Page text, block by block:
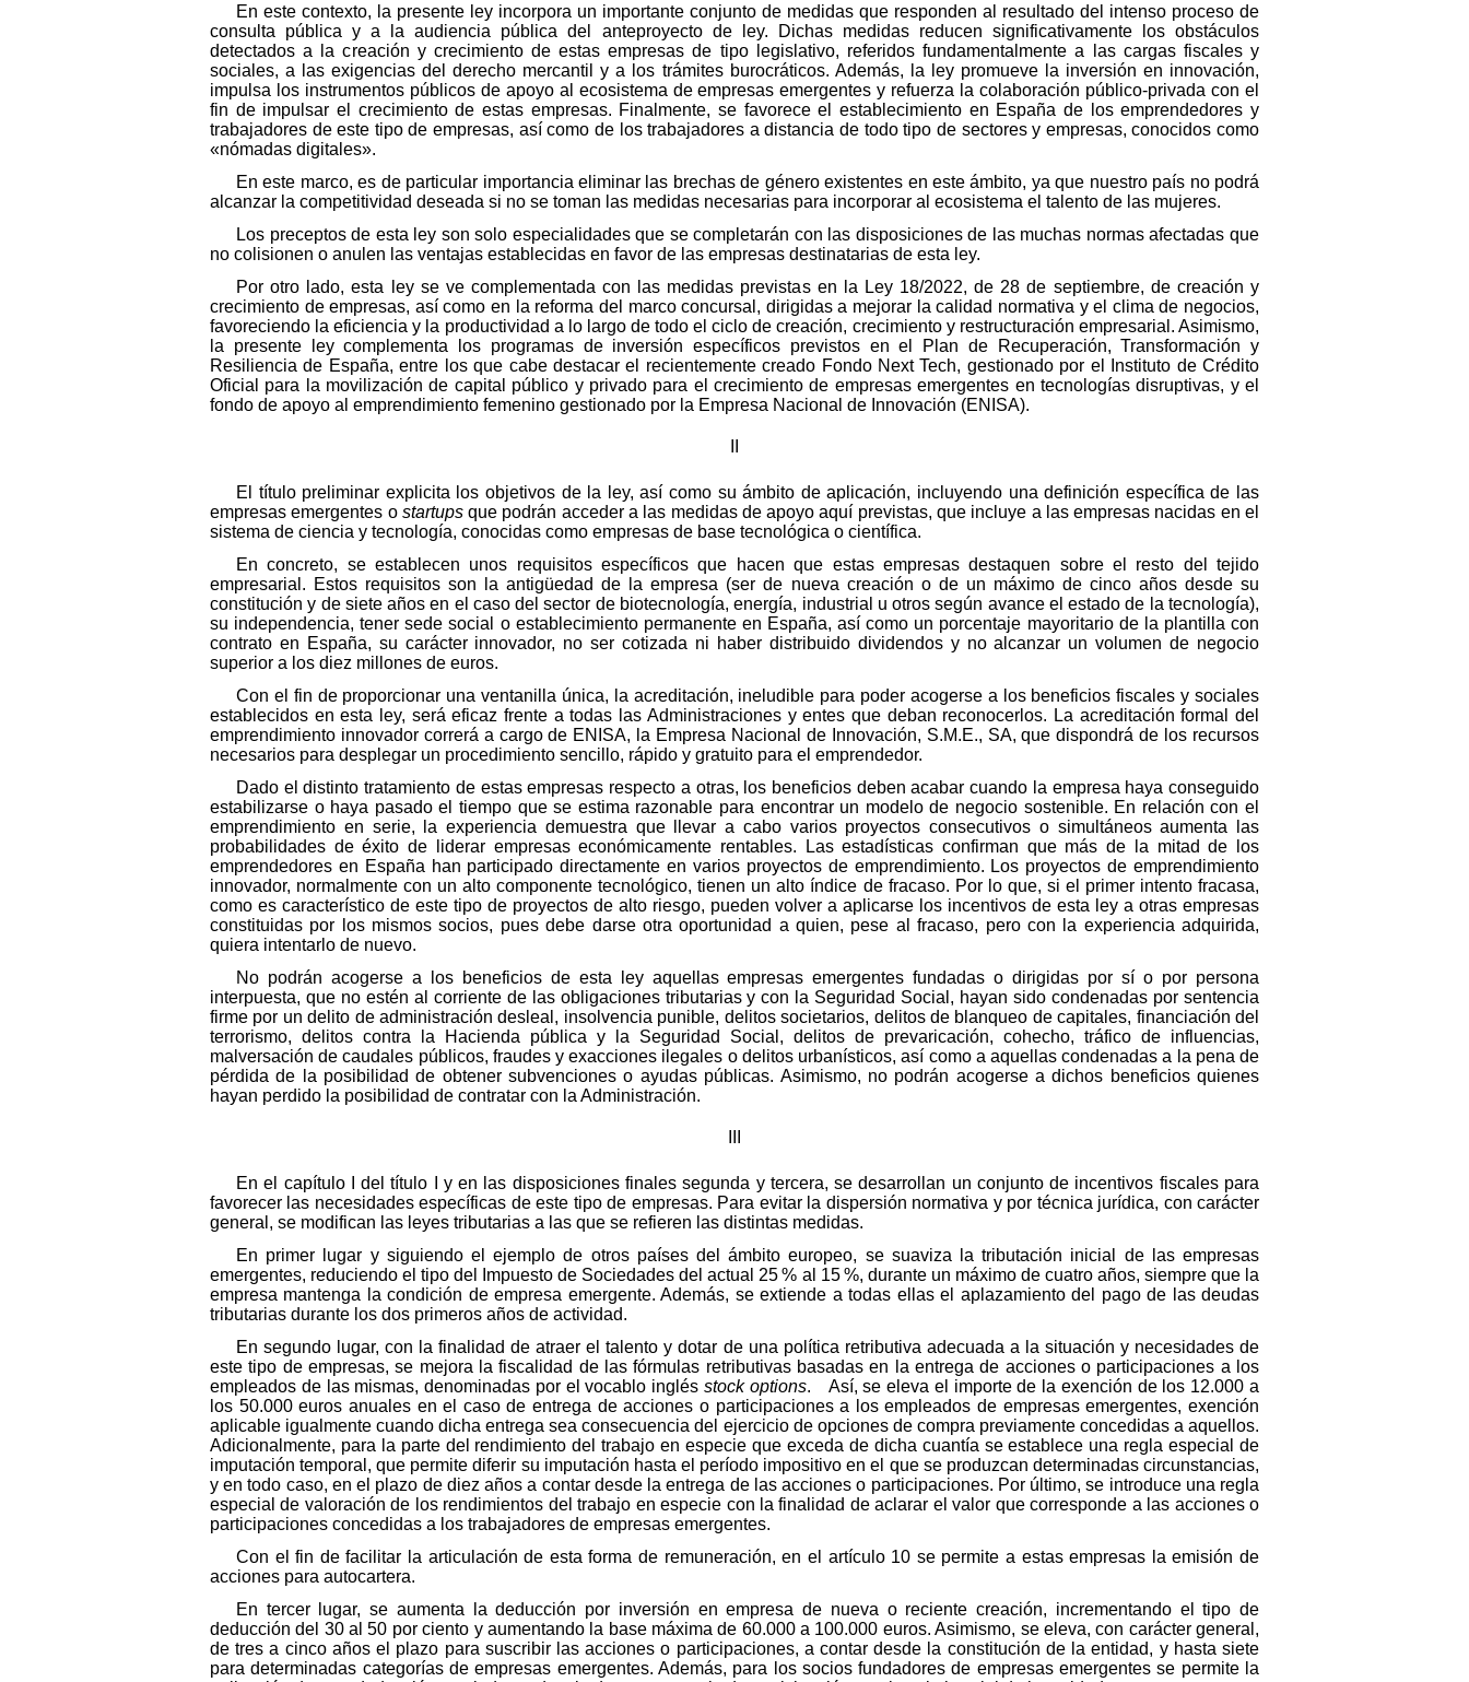
En este contexto, la presente ley incorpora un importante conjunto de medidas que responden al resultado del intenso proceso de
consulta pública y a la audiencia pública del anteproyecto de ley. Dichas medidas reducen significativamente los obstáculos
detectados a la creación y crecimiento de estas empresas de tipo legislativo, referidos fundamentalmente a las cargas fiscales y
sociales, a las exigencias del derecho mercantil y a los trámites burocráticos. Además, la ley promueve la inversión en innovación,
impulsa los instrumentos públicos de apoyo al ecosistema de empresas emergentes y refuerza la colaboración público-privada con el
fin de impulsar el crecimiento de estas empresas. Finalmente, se favorece el establecimiento en España de los emprendedores y
trabajadores de este tipo de empresas, así como de los trabajadores a distancia de todo tipo de sectores y empresas, conocidos como
«nómadas digitales».
En este marco, es de particular importancia eliminar las brechas de género existentes en este ámbito, ya que nuestro país no podrá
alcanzar la competitividad deseada si no se toman las medidas necesarias para incorporar al ecosistema el talento de las mujeres.
Los preceptos de esta ley son solo especialidades que se completarán con las disposiciones de las muchas normas afectadas que
no colisionen o anulen las ventajas establecidas en favor de las empresas destinatarias de esta ley.
Por otro lado, esta ley se ve complementada con las medidas previstas en la Ley 18/2022, de 28 de septiembre, de creación y
crecimiento de empresas, así como en la reforma del marco concursal, dirigidas a mejorar la calidad normativa y el clima de negocios,
favoreciendo la eficiencia y la productividad a lo largo de todo el ciclo de creación, crecimiento y restructuración empresarial. Asimismo,
la presente ley complementa los programas de inversión específicos previstos en el Plan de Recuperación, Transformación y
Resiliencia de España, entre los que cabe destacar el recientemente creado Fondo Next Tech, gestionado por el Instituto de Crédito
Oficial para la movilización de capital público y privado para el crecimiento de empresas emergentes en tecnologías disruptivas, y el
fondo de apoyo al emprendimiento femenino gestionado por la Empresa Nacional de Innovación (ENISA).
El título preliminar explicita los objetivos de la ley, así como su ámbito de aplicación, incluyendo una definición específica de las
empresas emergentes o startupsque podrán acceder a las medidas de apoyo aquí previstas, que incluye a las empresas nacidas en el
sistema de ciencia y tecnología, conocidas como empresas de base tecnológica o científica.
En concreto, se establecen unos requisitos específicos que hacen que estas empresas destaquen sobre el resto del tejido
empresarial. Estos requisitos son la antigüedad de la empresa (ser de nueva creación o de un máximo de cinco años desde su
constitución y de siete años en el caso del sector de biotecnología, energía, industrial u otros según avance el estado de la tecnología),
su independencia, tener sede social o establecimiento permanente en España, así como un porcentaje mayoritario de la plantilla con
contrato en España, su carácter innovador, no ser cotizada ni haber distribuido dividendos y no alcanzar un volumen de negocio
superior a los diez millones de euros.
Con el fin de proporcionar una ventanilla única, la acreditación, ineludible para poder acogerse a los beneficios fiscales y sociales
establecidos en esta ley, será eficaz frente a todas las Administraciones y entes que deban reconocerlos. La acreditación formal del
emprendimiento innovador correrá a cargo de ENISA, la Empresa Nacional de Innovación, S.M.E., SA, que dispondrá de los recursos
necesarios para desplegar un procedimiento sencillo, rápido y gratuito para el emprendedor.
Dado el distinto tratamiento de estas empresas respecto a otras, los beneficios deben acabar cuando la empresa haya conseguido
estabilizarse o haya pasado el tiempo que se estima razonable para encontrar un modelo de negocio sostenible. En relación con el
emprendimiento en serie, la experiencia demuestra que llevar a cabo varios proyectos consecutivos o simultáneos aumenta las
probabilidades de éxito de liderar empresas económicamente rentables. Las estadísticas confirman que más de la mitad de los
emprendedores en España han participado directamente en varios proyectos de emprendimiento. Los proyectos de emprendimiento
innovador, normalmente con un alto componente tecnológico, tienen un alto índice de fracaso. Por lo que, si el primer intento fracasa,
como es característico de este tipo de proyectos de alto riesgo, pueden volver a aplicarse los incentivos de esta ley a otras empresas
constituidas por los mismos socios, pues debe darse otra oportunidad a quien, pese al fracaso, pero con la experiencia adquirida,
quiera intentarlo de nuevo.
No podrán acogerse a los beneficios de esta ley aquellas empresas emergentes fundadas o dirigidas por sí o por persona
interpuesta, que no estén al corriente de las obligaciones tributarias y con la Seguridad Social, hayan sido condenadas por sentencia
firme por un delito de administración desleal, insolvencia punible, delitos societarios, delitos de blanqueo de capitales, financiación del
terrorismo, delitos contra la Hacienda pública y la Seguridad Social, delitos de prevaricación, cohecho, tráfico de influencias,
malversación de caudales públicos, fraudes y exacciones ilegales o delitos urbanísticos, así como a aquellas condenadas a la pena de
pérdida de la posibilidad de obtener subvenciones o ayudas públicas. Asimismo, no podrán acogerse a dichos beneficios quienes
hayan perdido la posibilidad de contratar con la Administración.
En el capítulo I del título I y en las disposiciones finales segunda y tercera, se desarrollan un conjunto de incentivos fiscales para
favorecer las necesidades específicas de este tipo de empresas. Para evitar la dispersión normativa y por técnica jurídica, con carácter
general, se modifican las leyes tributarias a las que se refieren las distintas medidas.
En primer lugar y siguiendo el ejemplo de otros países del ámbito europeo, se suaviza la tributación inicial de las empresas
emergentes, reduciendo el tipo del Impuesto de Sociedades del actual 25 % al 15 %, durante un máximo de cuatro años, siempre que la
empresa mantenga la condición de empresa emergente. Además, se extiende a todas ellas el aplazamiento del pago de las deudas
tributarias durante los dos primeros años de actividad.
En segundo lugar, con la finalidad de atraer el talento y dotar de una política retributiva adecuada a la situación y necesidades de
este tipo de empresas, se mejora la fiscalidad de las fórmulas retributivas basadas en la entrega de acciones o participaciones a los
empleados de las mismas, denominadas por el vocablo inglés stock options. Así, se eleva el importe de la exención de los 12.000 a
los 50.000 euros anuales en el caso de entrega de acciones o participaciones a los empleados de empresas emergentes, exención
aplicable igualmente cuando dicha entrega sea consecuencia del ejercicio de opciones de compra previamente concedidas a aquellos.
Adicionalmente, para la parte del rendimiento del trabajo en especie que exceda de dicha cuantía se establece una regla especial de
imputación temporal, que permite diferir su imputación hasta el período impositivo en el que se produzcan determinadas circunstancias,
y en todo caso, en el plazo de diez años a contar desde la entrega de las acciones o participaciones. Por último, se introduce una regla
especial de valoración de los rendimientos del trabajo en especie con la finalidad de aclarar el valor que corresponde a las acciones o
participaciones concedidas a los trabajadores de empresas emergentes.
Con el fin de facilitar la articulación de esta forma de remuneración, en el artículo 10 se permite a estas empresas la emisión de
acciones para autocartera.
En tercer lugar, se aumenta la deducción por inversión en empresa de nueva o reciente creación, incrementando el tipo de
deducción del 30 al 50 por ciento y aumentando la base máxima de 60.000 a 100.000 euros. Asimismo, se eleva, con carácter general,
de tres a cinco años el plazo para suscribir las acciones o participaciones, a contar desde la constitución de la entidad, y hasta siete
para determinadas categorías de empresas emergentes. Además, para los socios fundadores de empresas emergentes se permite la